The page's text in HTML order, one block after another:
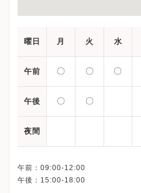
曜日 月 火 水
午前 〇 〇 〇
午後 〇 〇
夜間
午前：09:00-12:00